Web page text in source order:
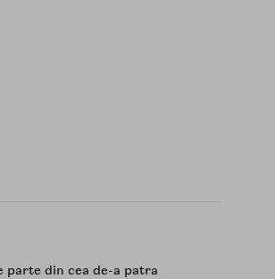
parte din cea de-a patra